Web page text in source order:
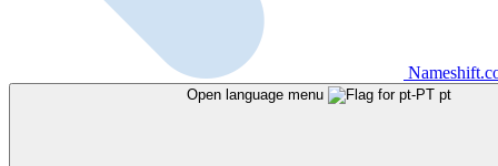
Open language menu pt